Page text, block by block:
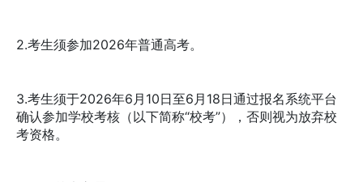
2.考生须参加2026年普通高考。
3.考生须于2026年6月10日至6月18日通过报名系统平台
确认参加学校考核（以下简称“校考”），否则视为放弃校
考资格。